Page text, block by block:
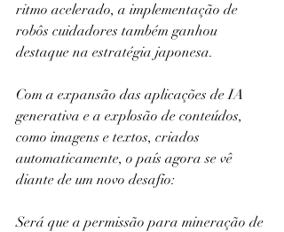
ritmo acelerado, a implementação de
robôs cuidadores também ganhou
destaque na estratégia japonesa.
Com a expansão das aplicações de IA
generativa e a explosão de conteúdos,
como imagens e textos, criados
automaticamente, o país agora se vê
diante de um novo desafio:
Será que a permissão para mineração de